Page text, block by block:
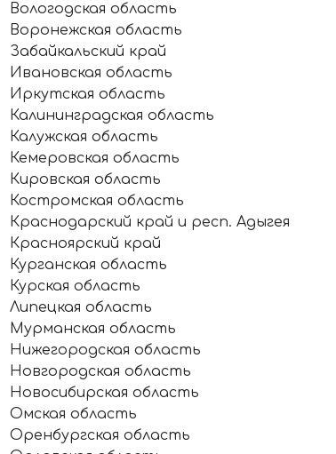
Вологодская область
Воронежская область
Забайкальский край
Ивановская область
Иркутская область
Калининградская область
Калужская область
Кемеровская область
Кировская область
Костромская область
Краснодарский край и респ. Адыгея
Красноярский край
Курганская область
Курская область
Липецкая область
Мурманская область
Нижегородская область
Новгородская область
Новосибирская область
Омская область
Оренбургская область